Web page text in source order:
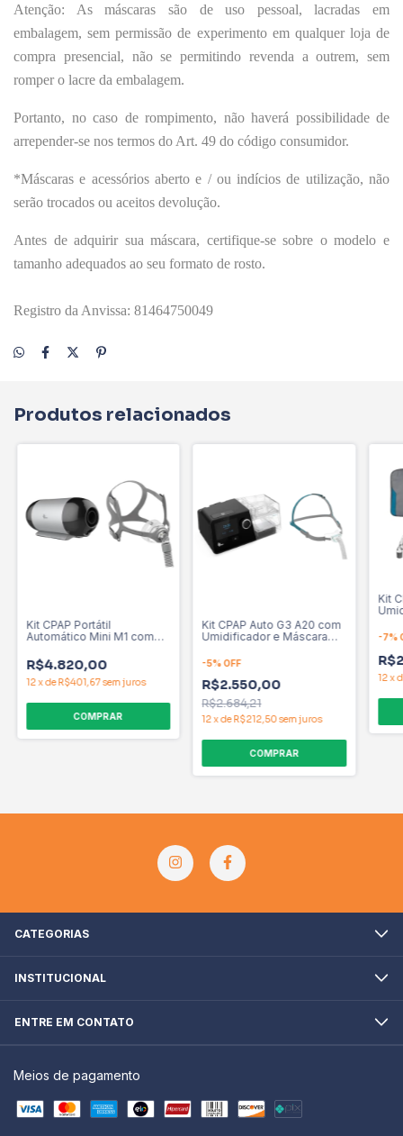
Atenção: As máscaras são de uso pessoal, lacradas em
embalagem, sem permissão de experimento em qualquer loja de
compra presencial, não se permitindo revenda a outrem, sem
romper o lacre da embalagem.
Portanto, no caso de rompimento, não haverá possibilidade de
arrepender-se nos termos do Art. 49 do código consumidor.
*Máscaras e acessórios aberto e / ou indícios de utilização, não
serão trocados ou aceitos devolução.
Antes de adquirir sua máscara, certifique-se sobre o modelo e
tamanho adequados ao seu formato de rosto.
Registro da Anvissa: 81464750049
Produtos relacionados
Kit CPAP Portátil
Automático Mini M1 com
R$4.820,00
12xde R$401,67sem juros
Kit CPAP Auto G3 A20 com
Umidificador e Máscara
tamanhos P, M, G)
-5%OFF
R$2.550,00
R$2.684,21
12xde R$212,50sem juros
Kit
-7%
12x
CATEGORIAS
INSTITUCIONAL
ENTRE EM CONTATO
Meios de pagamento